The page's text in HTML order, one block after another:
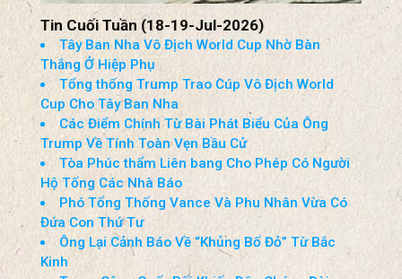
Tin Cuối Tuần (18-19-Jul-2026)
Tây Ban Nha Vô Địch World Cup Nhờ Bàn
Thắng Ở Hiệp Phụ
Tổng thống Trump Trao Cúp Vô Địch World
Cup Cho Tây Ban Nha
Các Điểm Chính Từ Bài Phát Biểu Của Ông
Trump Về Tính Toàn Vẹn Bầu Cử
Tòa Phúc thẩm Liên bang Cho Phép Có Người